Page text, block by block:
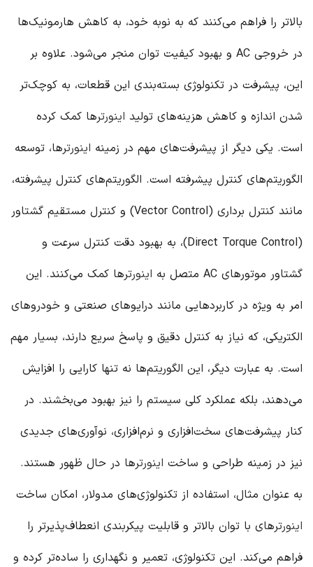
بالاتر را فراهم می‌کنند که به نوبه خود، به کاهش هارمونیک‌ها
در خروجی AC و بهبود کیفیت توان منجر می‌شود. علاوه بر
این، پیشرفت در تکنولوژی بسته‌بندی این قطعات، به کوچک‌تر
شدن اندازه و کاهش هزینه‌های تولید اینورترها کمک کرده
است. یکی دیگر از پیشرفت‌های مهم در زمینه اینورترها، توسعه
الگوریتم‌های کنترل پیشرفته است. الگوریتم‌های کنترل پیشرفته،
مانند کنترل برداری (Vector Control) و کنترل مستقیم گشتاور
(Direct Torque Control)، به بهبود دقت کنترل سرعت و
گشتاور موتورهای AC متصل به
اینورترها کمک می‌کنند. این
امر به ویژه در کاربردهایی مانند درایوهای صنعتی و خودروهای
الکتریکی، که نیاز به کنترل دقیق و پاسخ سریع دارند، بسیار مهم
است. به عبارت دیگر، این الگوریتم‌ها نه تنها کارایی را افزایش
می‌دهند، بلکه عملکرد کلی سیستم را نیز بهبود می‌بخشند. در
کنار پیشرفت‌های سخت‌افزاری و نرم‌افزاری، نوآوری‌های جدیدی
نیز در زمینه طراحی و ساخت اینورترها در حال ظهور هستند.
به عنوان مثال، استفاده از تکنولوژی‌های مدولار، امکان ساخت
اینورترهای با توان بالاتر و قابلیت پیکربندی انعطاف‌پذیرتر را
فراهم می‌کند. این تکنولوژی، تعمیر و نگهداری را ساده‌تر کرده و